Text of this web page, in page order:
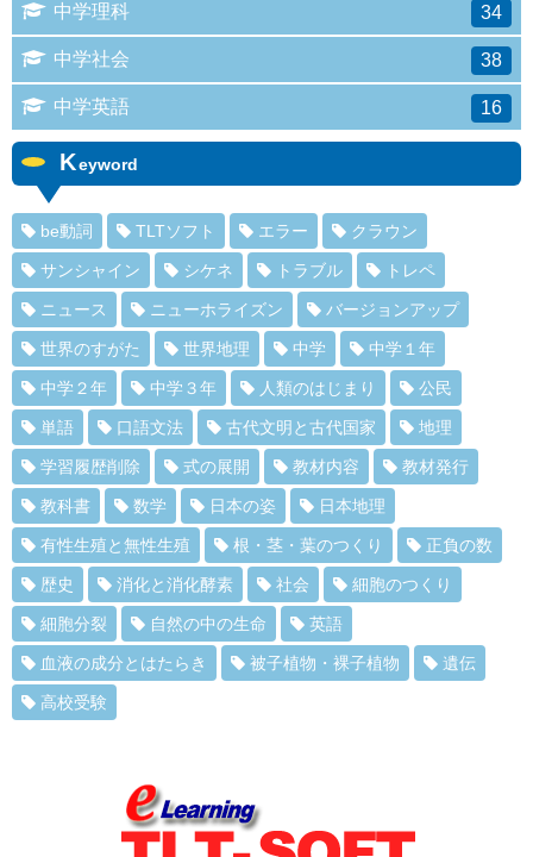
中学理科 34
中学社会 38
中学英語 16
Keyword
be動詞 TLTソフト エラー クラウン
サンシャイン シケネ トラブル トレペ
ニュース ニューホライズン バージョンアップ
世界のすがた 世界地理 中学 中学１年
中学２年 中学３年 人類のはじまり 公民
単語 口語文法 古代文明と古代国家 地理
学習履歴削除 式の展開 教材内容 教材発行
教科書 数学 日本の姿 日本地理
有性生殖と無性生殖 根・茎・葉のつくり 正負の数
歴史 消化と消化酵素 社会 細胞のつくり
細胞分裂 自然の中の生命 英語
血液の成分とはたらき 被子植物・裸子植物 遺伝
高校受験